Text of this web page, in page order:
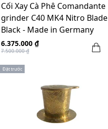
Cối Xay Cà Phê Comandante
grinder C40 MK4 Nitro Blade
Black - Made in Germany
6.375.000 ₫
7.500.000 ₫
Đặt trước